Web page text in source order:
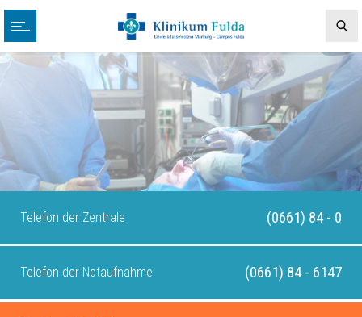
Telefon der Zentrale (0661) 84 - 0
Telefon der Notaufnahme (0661) 84 - 6147